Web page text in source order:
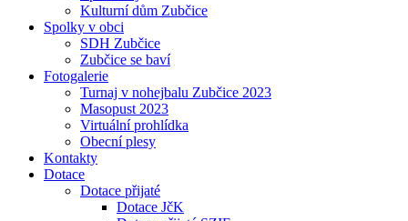
Kulturní dům Zubčice
Spolky v obci
SDH Zubčice
Zubčice se baví
Fotogalerie
Turnaj v nohejbalu Zubčice 2023
Masopust 2023
Virtuální prohlídka
Obecní plesy
Kontakty
Dotace
Dotace přijaté
Dotace JčK